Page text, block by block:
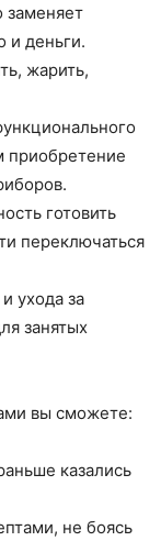
заменяет
и деньги.
жарить,
приобретение
готовить
переключаться
ухода за
занятых
вы сможете:
казались
не боясь